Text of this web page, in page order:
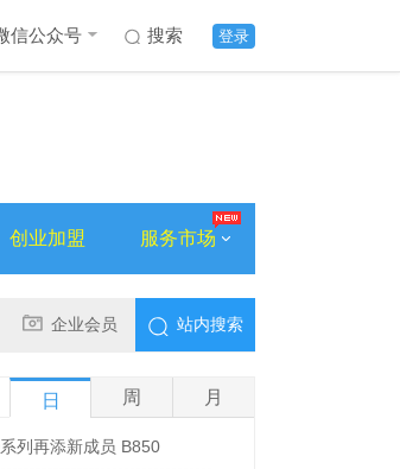
登录
搜索
信公众号
创业加盟 服务市场
企业会员 站内搜索
日 周 月
列再添新成员 B850